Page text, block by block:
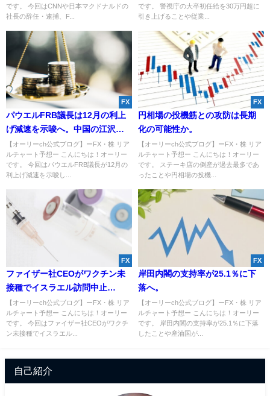
です。 今回はCNNや日本マクドナルドの
社長の辞任・逮捕、F...
です。 警視庁の大卒初任給を30万円超に
引き上げることや従業...
FX
パウエルFRB議長は12月の利上
げ減速を示唆へ。中国の江沢民
元国家主席が死去か。
【オーリーch公式ブログ】ーFX・株 リア
ルチャート予想ー こんにちは！オーリー
です。 今回はパウエルFRB議長が12月の
利上げ減速を示唆し...
FX
円相場の投機筋との攻防は長期
化の可能性か。
【オーリーch公式ブログ】ーFX・株 リア
ルチャート予想ー こんにちは！オーリー
です。 ステーキ店の倒産が過去最多であ
ったことや円相場の投機...
FX
ファイザー社CEOがワクチン未
接種でイスラエル訪問中止
か！？12歳以上への接種も開始
へ。
【オーリーch公式ブログ】ーFX・株 リア
ルチャート予想ー こんにちは！オーリー
です。 今回はファイザー社CEOがワクチ
ン未接種でイスラエル...
FX
岸田内閣の支持率が25.1％に下
落へ。
【オーリーch公式ブログ】ーFX・株 リア
ルチャート予想ー こんにちは！オーリー
です。 岸田内閣の支持率が25.1％に下落
したことや産油国が...
自己紹介